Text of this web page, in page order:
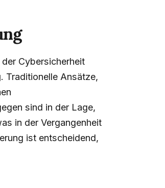
Cybersicherheit
Traditionelle Ansätze,
sind in der Lage,
in der Vergangenheit
ist entscheidend,